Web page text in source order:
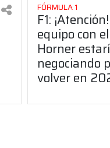
FÓRMULA 1
F1:
equipo con
Horner
negociando
volver en